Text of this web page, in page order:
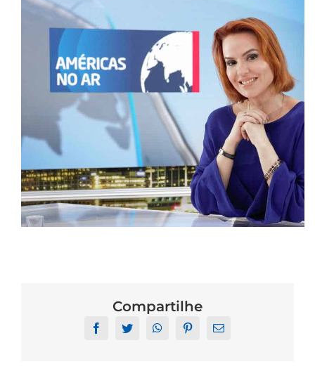
Compartilhe
FacebookTwitter WhatsAppPinterestEmail